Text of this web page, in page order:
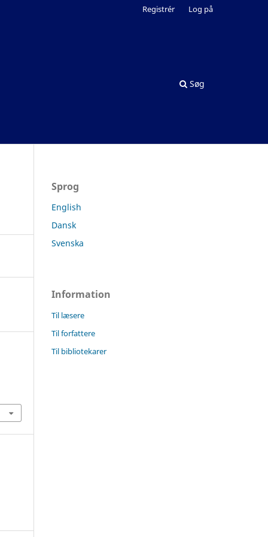
Søg
Registrér Log på
Sprog
English
Dansk
Svenska
Information
Til læsere
Til forfattere
Til bibliotekarer